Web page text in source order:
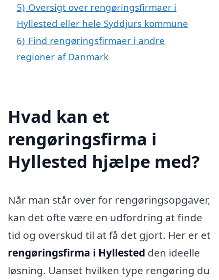
5) Oversigt over rengøringsfirmaer i
Hyllested eller hele Syddjurs kommune
6) Find rengøringsfirmaer i andre
regioner af Danmark
Hvad kan et
rengøringsfirma i
Hyllested hjælpe med?
Når man står over for rengøringsopgaver,
kan det ofte være en udfordring at finde
tid og overskud til at få det gjort. Her er et
rengøringsfirma i Hyllested den ideelle
løsning. Uanset hvilken type rengøring du